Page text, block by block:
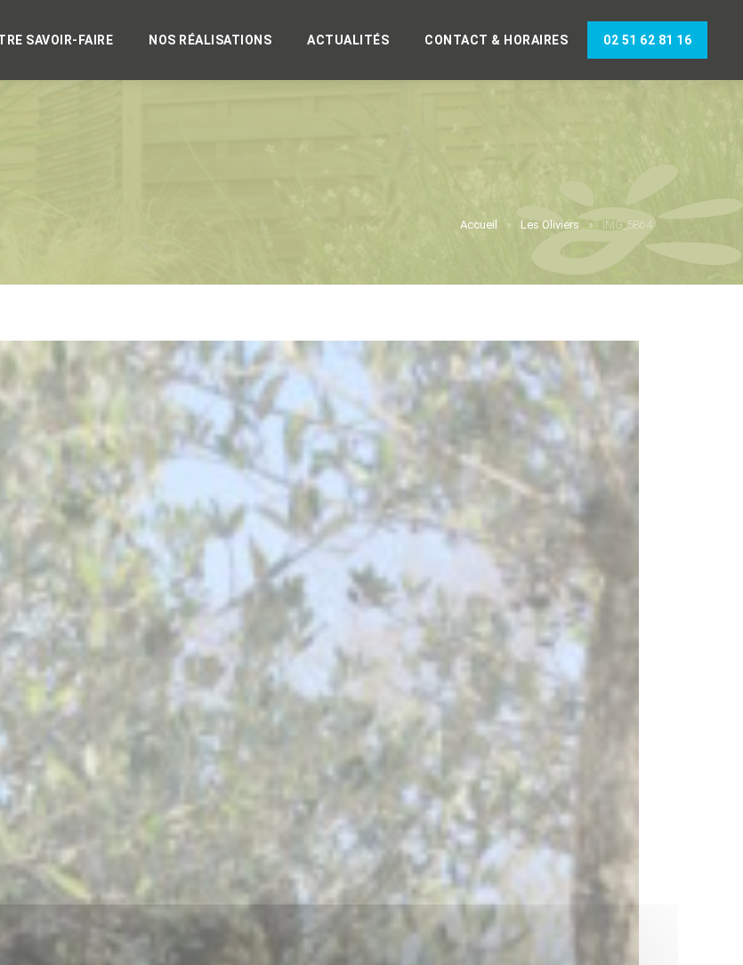
SAVOIR-FAIRE NOS RÉALISATIONS ACTUALITÉS CONTACT & HORAIRES 02 51 62 81 16
Accueil Les Oliviers IMG_5864